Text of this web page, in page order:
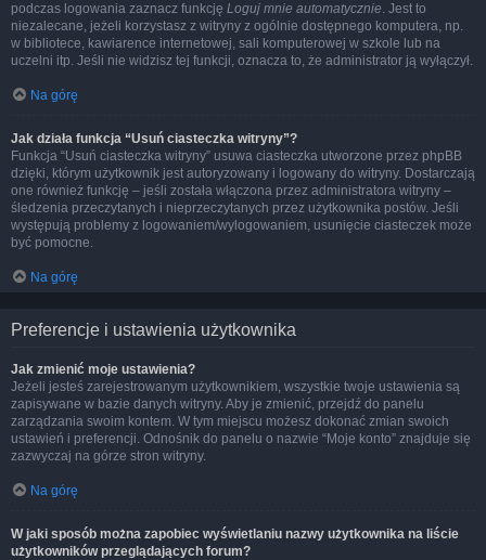
podczas logowania zaznacz funkcję Loguj mnie automatycznie. Jest to
niezalecane, jeżeli korzystasz z witryny z ogólnie dostępnego komputera, np.
w bibliotece, kawiarence internetowej, sali komputerowej w szkole lub na
uczelni itp. Jeśli nie widzisz tej funkcji, oznacza to, że administrator ją wyłączył.
Na górę
Jak działa funkcja “Usuń ciasteczka witryny”?
Funkcja “Usuń ciasteczka witryny” usuwa ciasteczka utworzone przez phpBB
dzięki, którym użytkownik jest autoryzowany i logowany do witryny. Dostarczają
one również funkcję – jeśli została włączona przez administratora witryny –
śledzenia przeczytanych i nieprzeczytanych przez użytkownika postów. Jeśli
występują problemy z logowaniem/wylogowaniem, usunięcie ciasteczek może
być pomocne.
Na górę
Preferencje i ustawienia użytkownika
Jak zmienić moje ustawienia?
Jeżeli jesteś zarejestrowanym użytkownikiem, wszystkie twoje ustawienia są
zapisywane w bazie danych witryny. Aby je zmienić, przejdź do panelu
zarządzania swoim kontem. W tym miejscu możesz dokonać zmian swoich
ustawień i preferencji. Odnośnik do panelu o nazwie “Moje konto” znajduje się
zazwyczaj na górze stron witryny.
Na górę
W jaki sposób można zapobiec wyświetlaniu nazwy użytkownika na liście
użytkowników przeglądających forum?